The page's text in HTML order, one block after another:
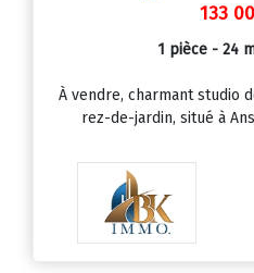
133
1 pièce - 24
À vendre, charmant studio
rez-de-jardin, situé à